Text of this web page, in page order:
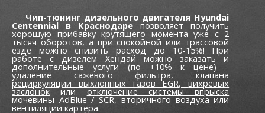
Чип-тюнинг дизельного двигателя Hyundai
Centennial в Краснодаре позволяет получить
хорошую прибавку крутящего момента уже c 2
тысяч оборотов, а при спокойной или трассовой
езде можно снизить расход до 10-15%! При
работе с дизелем Хендай можно заказать и
дополнительные услуги (по +10% к цене) -
удаление сажевого фильтра,клапана
рециркуляции выхлопных газов EGR,вихревых
заслонокилиотключение системы впрыска
мочевины AdBlue / SCR,вторичного воздухаили
вентиляции картера.